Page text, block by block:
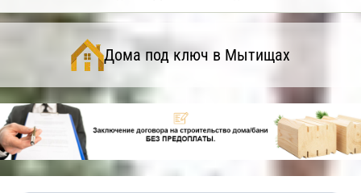
Дома под ключ в Мытищах